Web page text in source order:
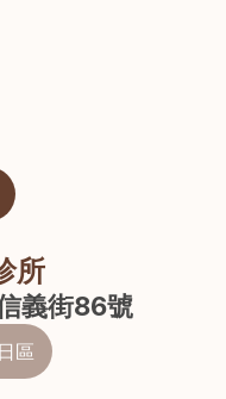
所
義街86號
區